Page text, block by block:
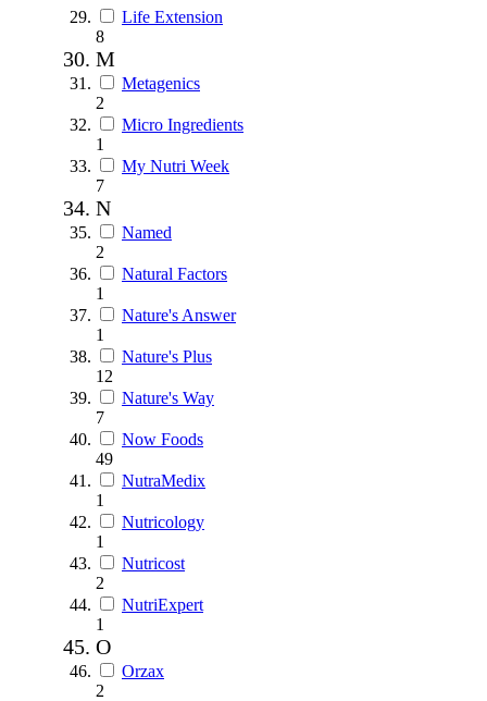
Life Extension
8
M
Metagenics
2
Micro Ingredients
1
My Nutri Week
7
N
Named
2
Natural Factors
1
Nature's Answer
1
Nature's Plus
12
Nature's Way
7
Now Foods
49
NutraMedix
1
Nutricology
1
Nutricost
2
NutriExpert
1
O
Orzax
2